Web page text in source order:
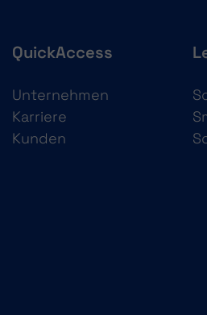
QuickAccess
Unternehmen
Karriere
Kunden